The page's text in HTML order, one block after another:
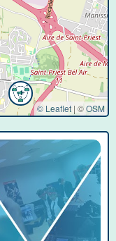
© Leaflet | ©OSM